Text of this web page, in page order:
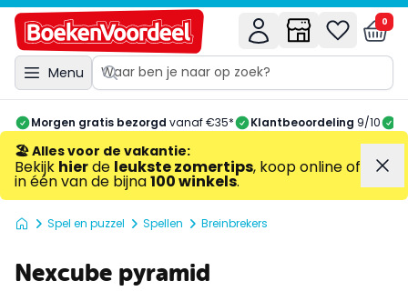
Menu
0
Morgen gratis bezorgd vanaf €35* Klantbeoordeling 9/10
🏖️ Alles voor de vakantie:
Bekijk hierde leukste zomertips, koop online of
in één van de bijna100 winkels.
Spel en puzzel Spellen Breinbrekers
Nexcube pyramid